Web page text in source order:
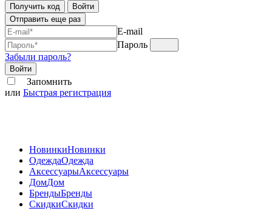
Получить код
Войти
Отправить еще раз
E-mail
Пароль
Забыли пароль?
Войти
Запомнить
или Быстрая регистрация
НовинкиНовинки
ОдеждаОдежда
АксессуарыАксессуары
ДомДом
БрендыБренды
СкидкиСкидки